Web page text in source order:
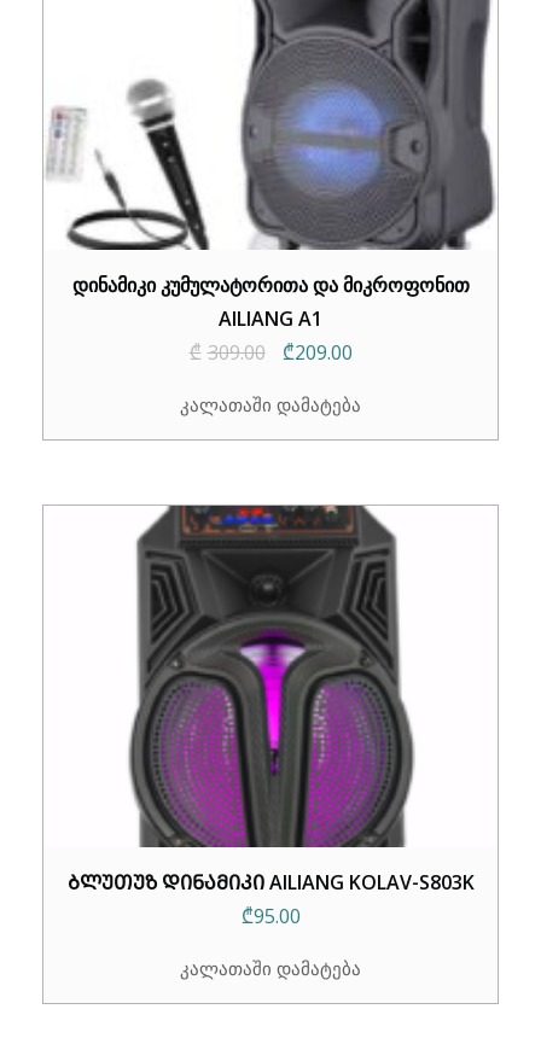
დინამიკი კუმულატორითა და მიკროფონით
AILIANG A1
₾ 309.00
Original
was:
₾209.00Current
is:
კალათაში დამატება
ᲑᲚᲣᲗᲣᲖ ᲓᲘᲜᲐᲛᲘᲙᲘ AILIANG KOLAV-S803K
₾95.00
კალათაში დამატება